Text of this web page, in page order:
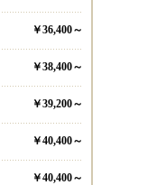
￥36,400～
￥38,400～
￥39,200～
￥40,400～
￥40,400～